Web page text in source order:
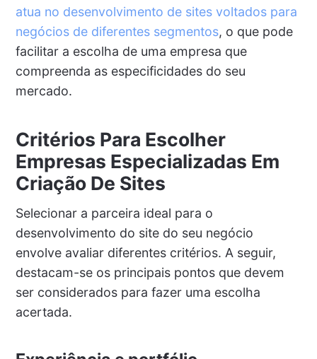
atua no desenvolvimento de sites voltados para
negócios de diferentes segmentos, o que pode
facilitar a escolha de uma empresa que
compreenda as especificidades do seu
mercado.
Critérios Para Escolher
Empresas Especializadas Em
Criação De Sites
Selecionar a parceira ideal para o
desenvolvimento do site do seu negócio
envolve avaliar diferentes critérios. A seguir,
destacam-se os principais pontos que devem
ser considerados para fazer uma escolha
acertada.